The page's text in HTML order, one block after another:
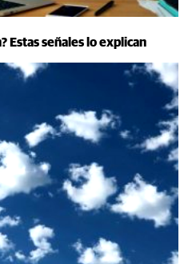
Estas señales lo explican